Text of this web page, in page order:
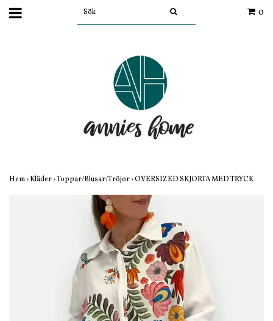
0
Hem›Kläder›Toppar/Blusar/Tröjor›OVERSIZED SKJORTA MED TRYCK